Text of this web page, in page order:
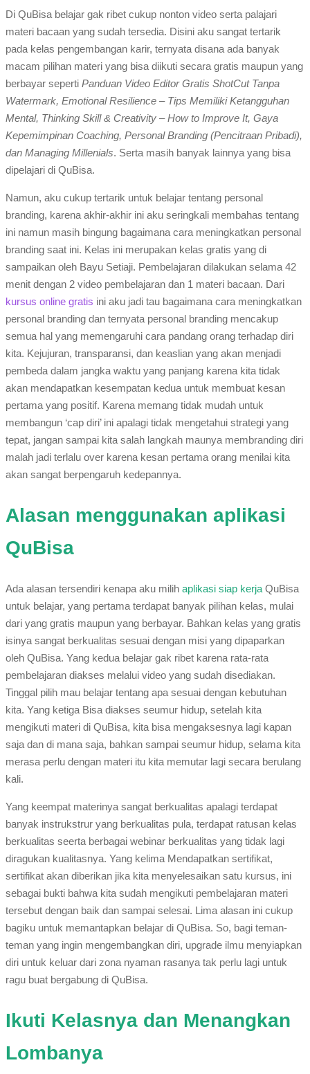
Di QuBisa belajar gak ribet cukup nonton video serta palajari
materi bacaan yang sudah tersedia. Disini aku sangat tertarik
pada kelas pengembangan karir, ternyata disana ada banyak
macam pilihan materi yang bisa diikuti secara gratis maupun yang
berbayar seperti Panduan Video Editor Gratis ShotCut Tanpa
Watermark, Emotional Resilience – Tips Memiliki Ketangguhan
Mental, Thinking Skill & Creativity – How to Improve It, Gaya
Kepemimpinan Coaching, Personal Branding (Pencitraan Pribadi),
dan Managing Millenials. Serta masih banyak lainnya yang bisa
dipelajari di QuBisa.
Namun, aku cukup tertarik untuk belajar tentang personal
branding, karena akhir-akhir ini aku seringkali membahas tentang
ini namun masih bingung bagaimana cara meningkatkan personal
branding saat ini. Kelas ini merupakan kelas gratis yang di
sampaikan oleh Bayu Setiaji. Pembelajaran dilakukan selama 42
menit dengan 2 video pembelajaran dan 1 materi bacaan. Dari
kursus online gratis ini aku jadi tau bagaimana cara meningkatkan
personal branding dan ternyata personal branding mencakup
semua hal yang memengaruhi cara pandang orang terhadap diri
kita. Kejujuran, transparansi, dan keaslian yang akan menjadi
pembeda dalam jangka waktu yang panjang karena kita tidak
akan mendapatkan kesempatan kedua untuk membuat kesan
pertama yang positif. Karena memang tidak mudah untuk
membangun ‘cap diri’ ini apalagi tidak mengetahui strategi yang
tepat, jangan sampai kita salah langkah maunya membranding diri
malah jadi terlalu over karena kesan pertama orang menilai kita
akan sangat berpengaruh kedepannya.
Alasan menggunakan aplikasi
QuBisa
Ada alasan tersendiri kenapa aku milih aplikasi siap kerja QuBisa
untuk belajar, yang pertama terdapat banyak pilihan kelas, mulai
dari yang gratis maupun yang berbayar. Bahkan kelas yang gratis
isinya sangat berkualitas sesuai dengan misi yang dipaparkan
oleh QuBisa. Yang kedua belajar gak ribet karena rata-rata
pembelajaran diakses melalui video yang sudah disediakan.
Tinggal pilih mau belajar tentang apa sesuai dengan kebutuhan
kita. Yang ketiga Bisa diakses seumur hidup, setelah kita
mengikuti materi di QuBisa, kita bisa mengaksesnya lagi kapan
saja dan di mana saja, bahkan sampai seumur hidup, selama kita
merasa perlu dengan materi itu kita memutar lagi secara berulang
kali.
Yang keempat materinya sangat berkualitas apalagi terdapat
banyak instrukstrur yang berkualitas pula, terdapat ratusan kelas
berkualitas seerta berbagai webinar berkualitas yang tidak lagi
diragukan kualitasnya. Yang kelima Mendapatkan sertifikat,
sertifikat akan diberikan jika kita menyelesaikan satu kursus, ini
sebagai bukti bahwa kita sudah mengikuti pembelajaran materi
tersebut dengan baik dan sampai selesai. Lima alasan ini cukup
bagiku untuk memantapkan belajar di QuBisa. So, bagi teman-
teman yang ingin mengembangkan diri, upgrade ilmu menyiapkan
diri untuk keluar dari zona nyaman rasanya tak perlu lagi untuk
ragu buat bergabung di QuBisa.
Ikuti Kelasnya dan Menangkan
Lombanya